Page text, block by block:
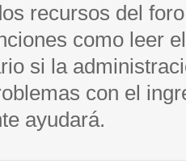
recursos del
como leer
si la
con el
ayudará.